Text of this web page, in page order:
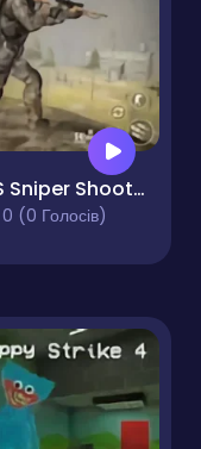
FPS Sniper Shooting: Production Facility
0 (0 Голосів)